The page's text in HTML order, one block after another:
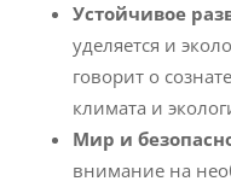
Устойчивое
уделяется и
говорит о
климата и
Мир и
внимание на